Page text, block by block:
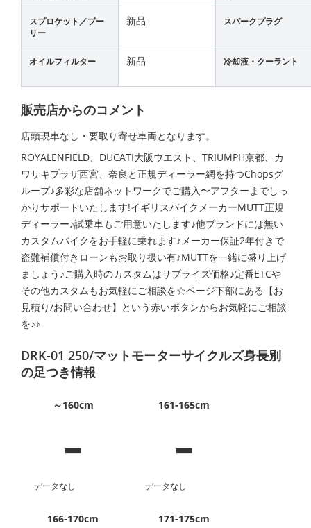
スプロケット／プー
リー
新品 スパークプラグ
オイルフィルター 新品 冷却液・クーラント
販売店からのコメント
店頭現車なし・要取り寄せ車両となります。
ROYALENFIELD、DUCATI大阪ウエスト、TRIUMPH京都、カ
ワサキプラザ西宮、奈良と正規ディーラー網を持つChopsグ
ループ♪多彩な店舗ネットワークでご購入〜アフターまでしっ
かりサポートいたします!イギリスバイクメーカーMUTT正規
ディーラー♪試乗車もご用意いたします♪他ブランドには無い
カスタムバイクをお手軽に乗れます♪メーカー保証2年付きで
盗難補償付きローンもお取り扱い有♪MUTTを一緒に盛り上げ
ましょう♪ご購入時のカスタムはサプライズ価格♪定番ETCや
その他カスタムもお気軽にご相談を☆ページ下部にある【お
見積り/お問い合わせ】という赤いボタンからお気軽にご相談
を♪♪
DRK-01 250/マットモーターサイクルズ身長別
の足つき情報
～160cm
-
データなし
161-165cm
-
データなし
166-170cm 171-175cm